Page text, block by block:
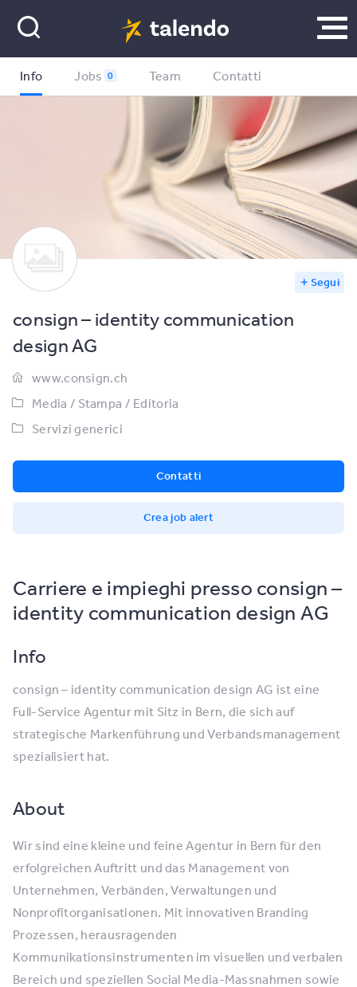
Segui
Info Jobs 0 Team Contatti
consign – identity communication
design AG
www.consign.ch
Media / Stampa / Editoria
Servizi generici
Contatti
Crea job alert
Carriere e impieghi presso consign –
identity communication design AG
Info
consign – identity communication design AG ist eine
Full-Service Agentur mit Sitz in Bern, die sich auf
strategische Markenführung und Verbandsmanagement
spezialisiert hat.
About
Wir sind eine kleine und feine Agentur in Bern für den
erfolgreichen Auftritt und das Management von
Unternehmen, Verbänden, Verwaltungen und
Nonprofitorganisationen. Mit innovativen Branding
Prozessen, herausragenden
Kommunikationsinstrumenten im visuellen und verbalen
Bereich und speziellen Social Media-Massnahmen sowie